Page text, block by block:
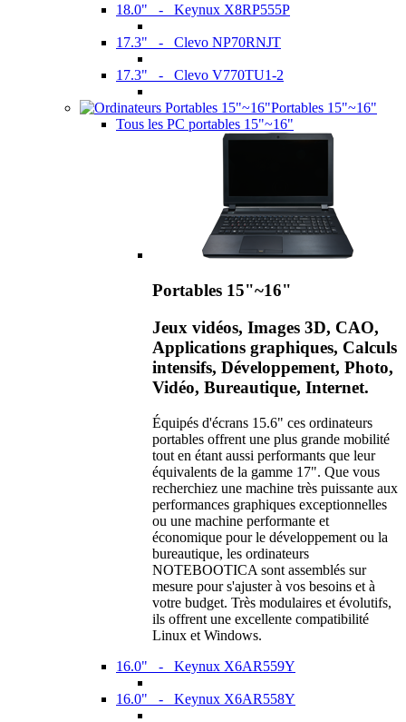
18.0" - Keynux X8RP555P
17.3" - Clevo NP70RNJT
17.3" - Clevo V770TU1-2
Portables 15"~16"
Tous les PC portables 15"~16"
Portables 15"~16"
Jeux vidéos, Images 3D, CAO,
Applications graphiques, Calculs
intensifs, Développement, Photo,
Vidéo, Bureautique, Internet.
Équipés d'écrans 15.6" ces ordinateurs
portables offrent une plus grande mobilité
tout en étant aussi performants que leur
équivalents de la gamme 17". Que vous
recherchiez une machine très puissante aux
performances graphiques exceptionnelles
ou une machine performante et
économique pour le développement ou la
bureautique, les ordinateurs
NOTEBOOTICA sont assemblés sur
mesure pour s'ajuster à vos besoins et à
votre budget. Très modulaires et évolutifs,
ils offrent une excellente compatibilité
Linux et Windows.
16.0" - Keynux X6AR559Y
16.0" - Keynux X6AR558Y